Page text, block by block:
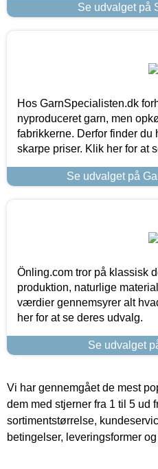
Se udvalget på
Hos GarnSpecialisten.dk
nyproduceret garn, men
fabrikkerne. Derfor finder du
skarpe priser. Klik her for at
Se udvalget på
Önling.com tror på klassisk
produktion, naturlige
værdier gennemsyrer alt
her for at se deres udvalg.
Se udvalget
Vi har gennemgået de mest
dem med stjerner fra 1 til 5 ud
sortimentstørrelse,
betingelser, leveringsformer